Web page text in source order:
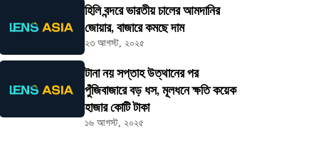
হিলি বন্দরে ভারতীয় চালের আমদানির
জোয়ার, বাজারে কমছে দাম
২৩ আগস্ট, ২০২৫
টানা নয় সপ্তাহ উত্থানের পর
পুঁজিবাজারে বড় ধস, মূলধনে ক্ষতি কয়েক
হাজার কোটি টাকা
১৬ আগস্ট, ২০২৫